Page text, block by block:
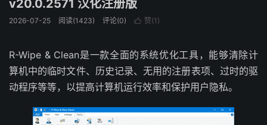
v20.0.2571 汉化注册版
2026-07-25 阅读(1423) 评论(0)  赞(1 )
R-Wipe & Clean是一款全面的系统优化工具，能够清除计
算机中的临时文件、历史记录、无用的注册表项、过时的驱
动程序等等，以提高计算机运行效率和保护用户隐私。